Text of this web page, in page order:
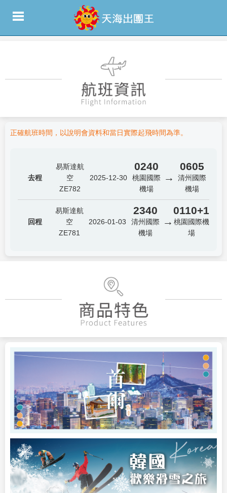
正確航班時間，以說明會資料和當日實際起飛時間為準。
去程
易斯達航
空
ZE782
2025-12-30
0240
桃園國際
機場
→
0605
清州國際
機場
回程
易斯達航
空
ZE781
2026-01-03
2340
清州國際
機場
→
0110+1
桃園國際機
場